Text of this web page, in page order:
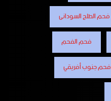
فحم الطلح السودانى
فحم الفحم
فحم جنوب أفريقي